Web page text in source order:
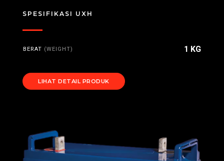
SPESIFIKASI UXH
BERAT (WEIGHT) 1 KG
LIHAT DETAIL PRODUK